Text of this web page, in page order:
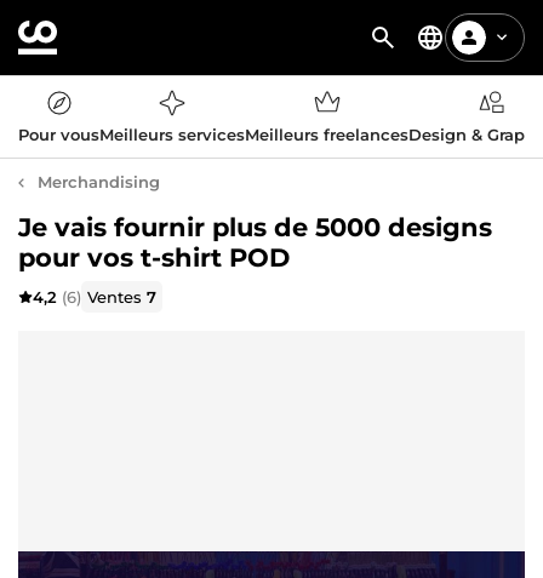
Pour vousMeilleurs servicesMeilleurs freelancesDesign &
Merchandising
Je vais fournir plus de 5000 designs
pour vos t-shirt POD
4,2 (6) Ventes7